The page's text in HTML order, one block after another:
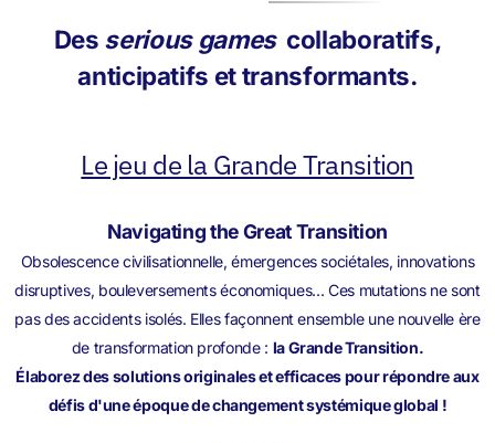
Des serious gamescollaboratifs,
anticipatifs et transformants.
Le jeu de la Grande Transition
Navigating the Great Transition
Obsolescence civilisationnelle, émergences sociétales, innovations
disruptives, bouleversements économiques... Ces mutations ne sont
pas des accidents isolés. Elles façonnent ensemble une nouvelle ère
de transformation profonde : la Grande Transition.
Élaborez des solutions originales et efficaces pour répondre aux
défis d'une époque de changement systémique global !